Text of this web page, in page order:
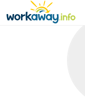
CONTENT
MAIN NAVIGATION